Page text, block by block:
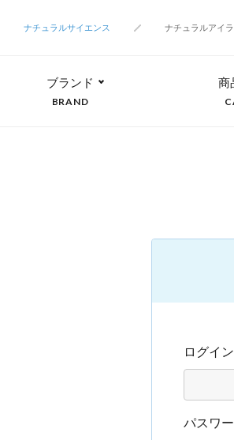
ナチュラルサイエンス
ナチュラルアイ
ブランド
BRAND
商
ログイ
パスワ